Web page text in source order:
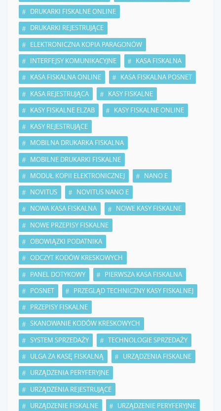
DRUKARKI FISKALNE ONLINE
DRUKARKI REJESTRUJĄCE
ELEKTRONICZNA KOPIA PARAGONÓW
INTERFEJSY KOMUNIKACYJNE
KASA FISKALNA
KASA FISKALNA ONLINE
KASA FISKALNA POSNET
KASA REJESTRUJĄCA
KASY FISKALNE
KASY FISKALNE ELZAB
KASY FISKALNE ONLINE
KASY REJESTRUJĄCE
MOBILNA DRUKARKA FISKALNA
MOBILNE DRUKARKI FISKALNE
MODUŁ KOPII ELEKTRONICZNEJ
NANO E
NOVITUS
NOVITUS NANO E
NOWA KASA FISKALNA
NOWE KASY FISKALNE
NOWE PRZEPISY FISKALNE
OBOWIĄZKI PODATNIKA
ODCZYT KODÓW KRESKOWYCH
PANEL DOTYKOWY
PIERWSZA KASA FISKALNA
POSNET
PRZEGLĄD TECHNICZNY KASY FISKALNEJ
PRZEPISY FISKALNE
SKANOWANIE KODÓW KRESKOWYCH
SYSTEM SPRZEDAŻY
TECHNOLOGIE SPRZEDAŻY
ULGA ZA KASĘ FISKALNĄ
URZĄDZENIA FISKALNE
URZĄDZENIA PERYFERYJNE
URZĄDZENIA REJESTRUJĄCE
URZĄDZENIE FISKALNE
URZĄDZENIE PERYFERYJNE